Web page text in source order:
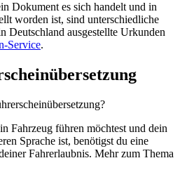
Dokument es sich handelt und in
worden ist, sind unterschiedliche
Deutschland ausgestellte Urkunden
Service.
Fahrzeug führen möchtest und dein
Sprache ist, benötigst du eine
Fahrerlaubnis. Mehr zum Thema